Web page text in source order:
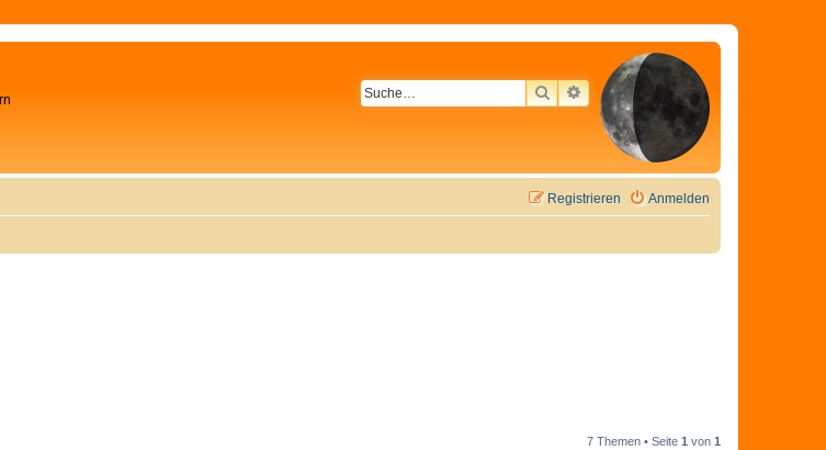
SUCHEERWEITERTE SUCHE
Anmelden
Registrieren
7 Themen • Seite 1 von 1